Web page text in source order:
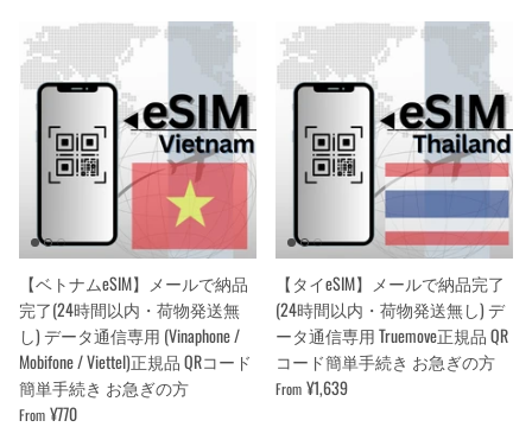
【ベトナムeSIM】メールで納品
完了(24時間以内・荷物発送無
し) データ通信専用 (Vinaphone /
Mobifone / Viettel)正規品 QRコード
簡単手続き お急ぎの方
From ¥770
【タイeSIM】メールで納品完了
(24時間以内・荷物発送無し) デ
ータ通信専用 Truemove正規品 QR
コード簡単手続き お急ぎの方
From ¥1,639